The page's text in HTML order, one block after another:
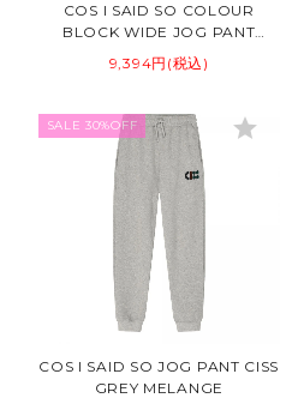
COS I SAID SO COLOUR
BLOCK WIDE JOG PANT
MARITIME
9,394円(税込)
SALE 30%OFF
COS I SAID SO JOG PANT CISS
GREY MELANGE
star